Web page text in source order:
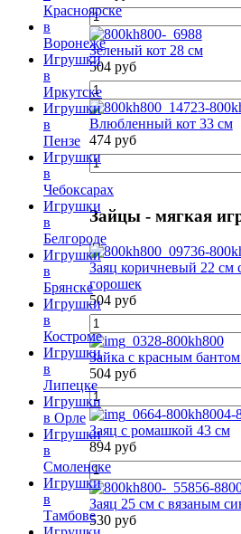
Зеленый кот 28 см
504 руб
Влюбленный кот 33 см
474 руб
Зайцы- мягкая
Заяц коричневый 22
горошек
504 руб
Зайка с красным
504 руб
Заяц с ромашкой 43 см
894 руб
Заяц 25 см с вязаным
530 руб
Красноярске
в
Воронеже
Игрушки
в
Иркутске
Игрушки
в
Пензе
Игрушки
в
Чебоксарах
Игрушки
в
Белгороде
Игрушки
в
Брянске
Игрушки
в
Костроме
Игрушки
в
Липецке
Игрушки
в Орле
Игрушки
в
Смоленске
Игрушки
в
Тамбове